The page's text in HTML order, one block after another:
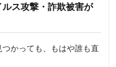
ス攻撃・詐欺被害が
つかっても、もはや誰も直